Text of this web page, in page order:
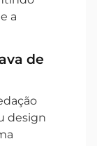
a
de
design